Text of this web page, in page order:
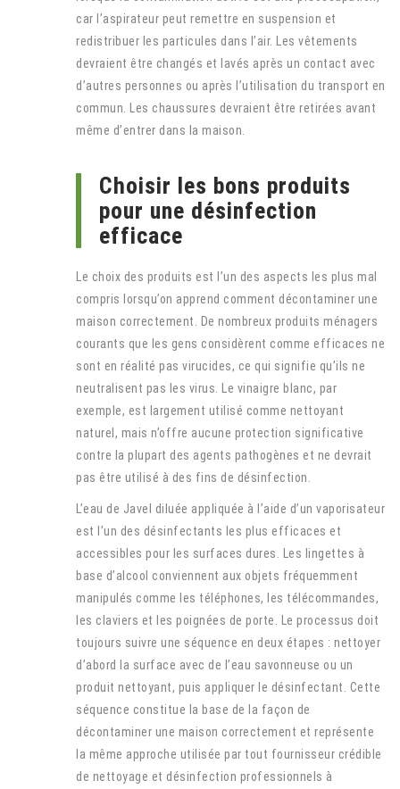
car l’aspirateur peut remettre en suspension et
redistribuer les particules dans l’air. Les vêtements
devraient être changés et lavés après un contact avec
d’autres personnes ou après l’utilisation du transport en
commun. Les chaussures devraient être retirées avant
même d’entrer dans la maison.
Choisir les bons produits
pour une désinfection
efficace
Le choix des produits est l’un des aspects les plus mal
compris lorsqu’on apprend comment décontaminer une
maison correctement. De nombreux produits ménagers
courants que les gens considèrent comme efficaces ne
sont en réalité pas virucides, ce qui signifie qu’ils ne
neutralisent pas les virus. Le vinaigre blanc, par
exemple, est largement utilisé comme nettoyant
naturel, mais n’offre aucune protection significative
contre la plupart des agents pathogènes et ne devrait
pas être utilisé à des fins de désinfection.
L’eau de Javel diluée appliquée à l’aide d’un vaporisateur
est l’un des désinfectants les plus efficaces et
accessibles pour les surfaces dures. Les lingettes à
base d’alcool conviennent aux objets fréquemment
manipulés comme les téléphones, les télécommandes,
les claviers et les poignées de porte. Le processus doit
toujours suivre une séquence en deux étapes : nettoyer
d’abord la surface avec de l’eau savonneuse ou un
produit nettoyant, puis appliquer le désinfectant. Cette
séquence constitue la base de la façon de
décontaminer une maison correctement et représente
la même approche utilisée par tout fournisseur crédible
de nettoyage et désinfection professionnels à